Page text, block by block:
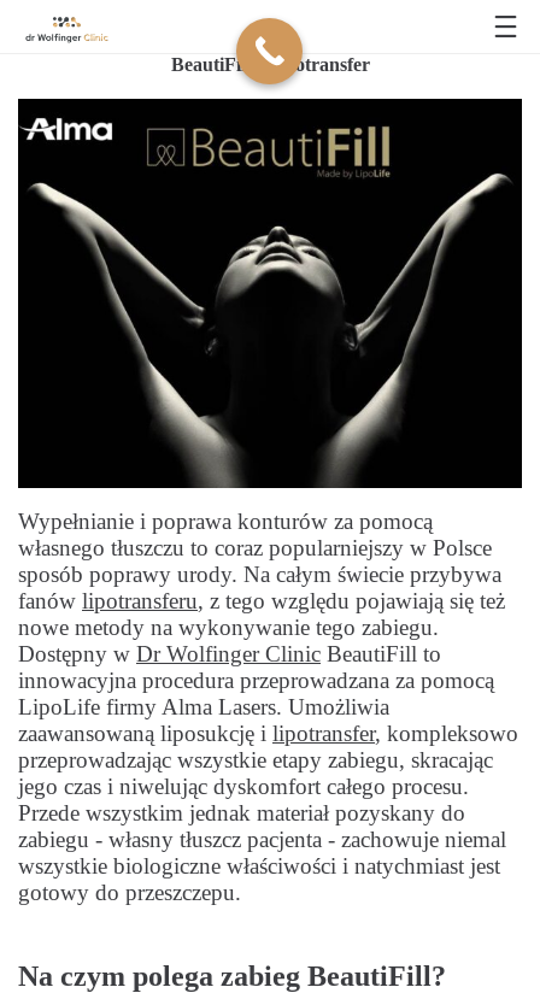
BeautiFill - Lipotransfer
Wypełnianie i poprawa konturów za pomocą
własnego tłuszczu to coraz popularniejszy w Polsce
sposób poprawy urody. Na całym świecie przybywa
fanów lipotransferu, z tego względu pojawiają się też
nowe metody na wykonywanie tego zabiegu.
Dostępny w Dr Wolfinger Clinic BeautiFill to
innowacyjna procedura przeprowadzana za pomocą
LipoLife firmy Alma Lasers. Umożliwia
zaawansowaną liposukcję i lipotransfer, kompleksowo
przeprowadzając wszystkie etapy zabiegu, skracając
jego czas i niwelując dyskomfort całego procesu.
Przede wszystkim jednak materiał pozyskany do
zabiegu - własny tłuszcz pacjenta - zachowuje niemal
wszystkie biologiczne właściwości i natychmiast jest
gotowy do przeszczepu.
Na czym polega zabieg BeautiFill?